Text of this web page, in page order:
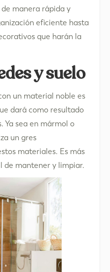
manera rápida y
eficiente hasta
que harán la
y suelo
un material noble es
dará como resultado
Ya sea en mármol o
un gres
materiales. Es más
de mantener y limpiar.